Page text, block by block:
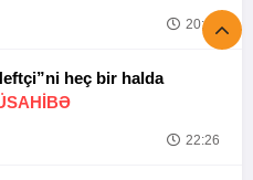
20:52
heç bir halda
22:26